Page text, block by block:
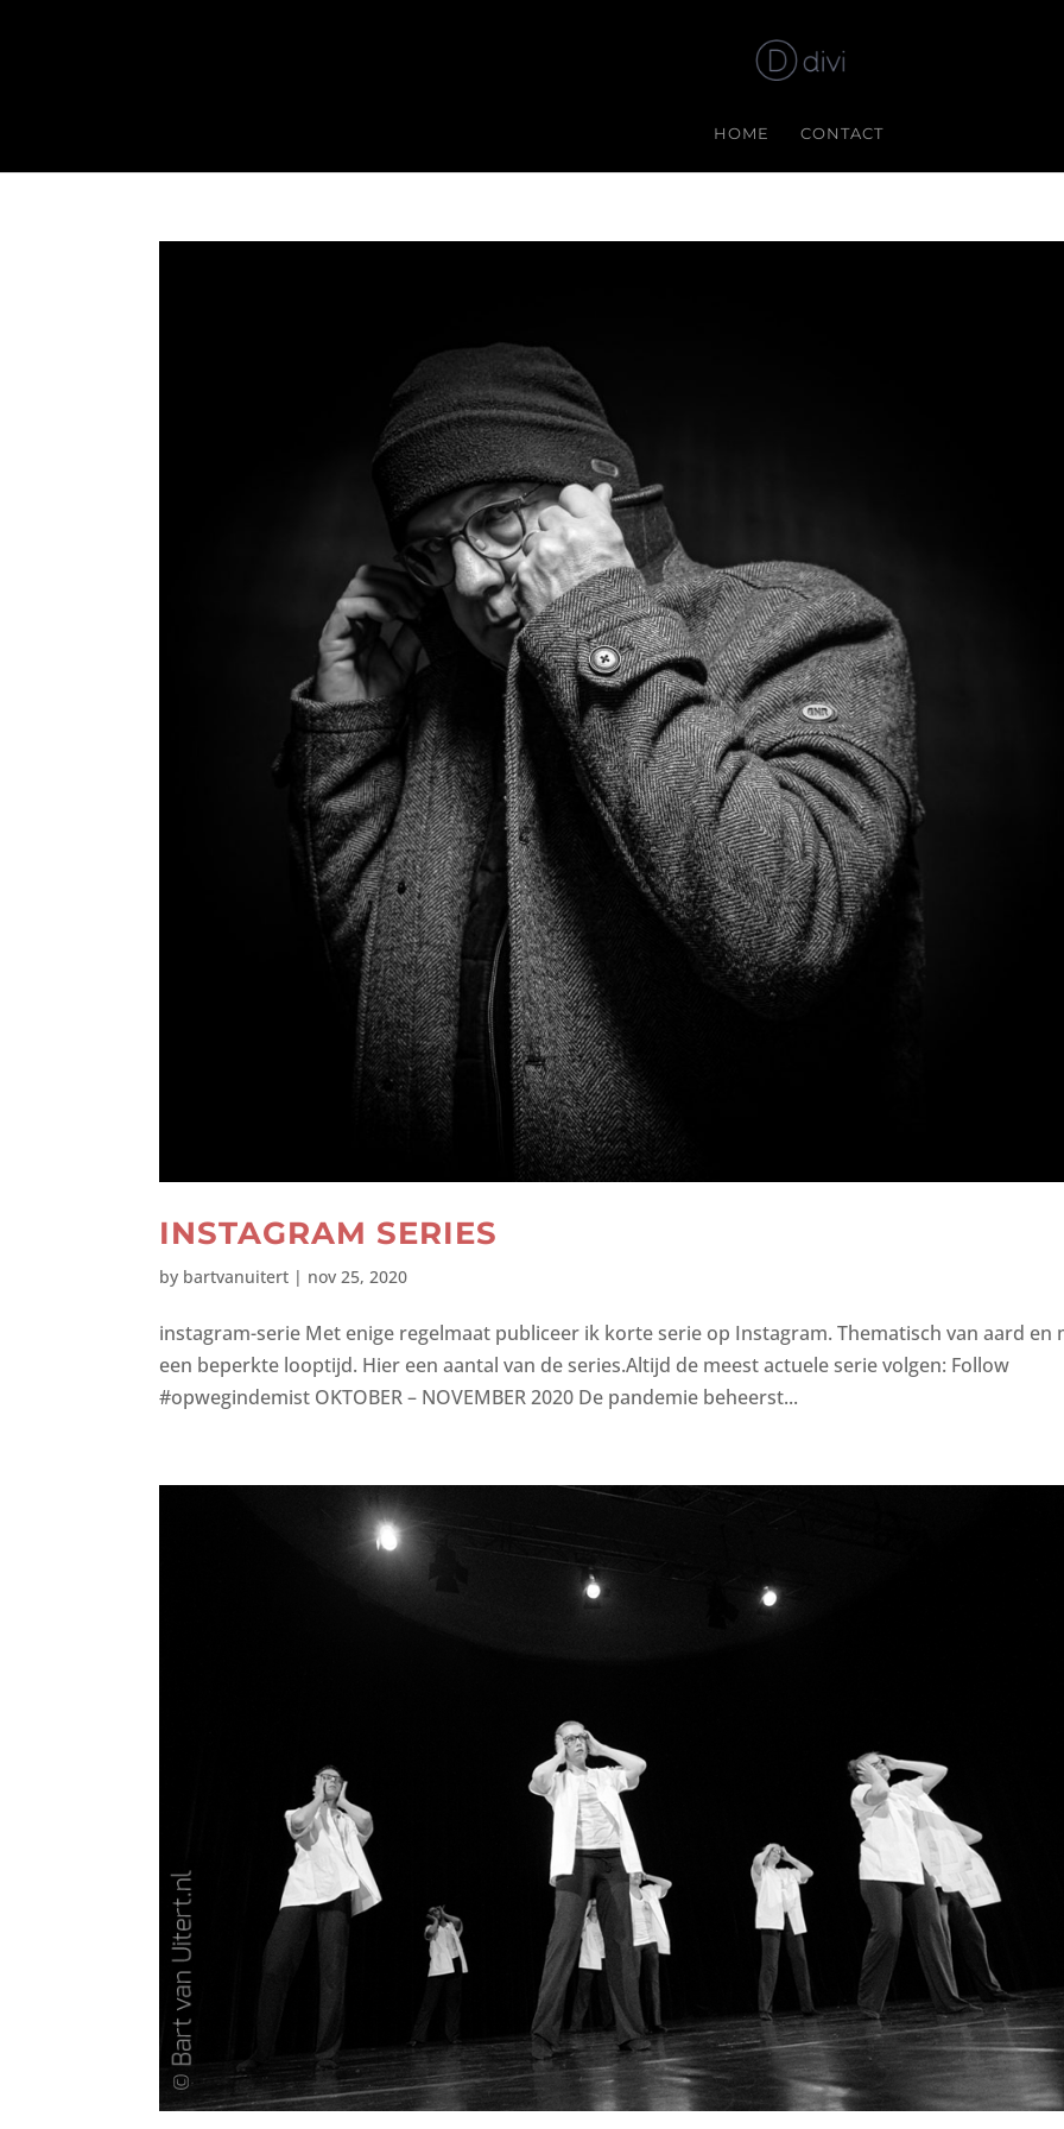
HOME CONTACT
INSTAGRAM SERIES
by bartvanuitert | nov 25, 2020
instagram-serie Met enige regelmaat publiceer ik korte serie op Instagram. Thematisch van aard en
een beperkte looptijd. Hier een aantal van de series.Altijd de meest actuele serie volgen: Follow
#opwegindemist OKTOBER – NOVEMBER 2020 De pandemie beheerst...